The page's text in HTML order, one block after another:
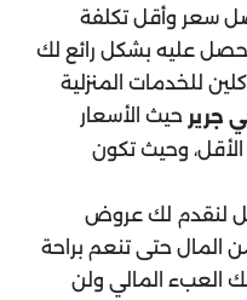
سعر وأقل تكلفة
عليه بشكل رائع لك
للخدمات المنزلية
جرير حيث الأسعار
وحيث تكون
لنقدم لك عروض
المال حتى تنعم براحة
العبء المالي ولن